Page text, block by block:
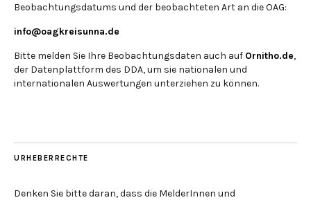
Beobachtungsdatums und der beobachteten Art an die OAG:
info@oagkreisunna.de
Bitte melden Sie Ihre Beobachtungsdaten auch auf Ornitho.de,
der Datenplattform des DDA, um sie nationalen und
internationalen Auswertungen unterziehen zu können.
URHEBERRECHTE
Denken Sie bitte daran, dass die MelderInnen und